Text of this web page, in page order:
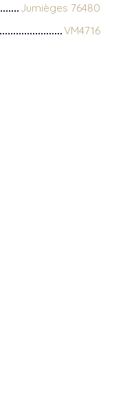
Jumièges 76480
VM4716